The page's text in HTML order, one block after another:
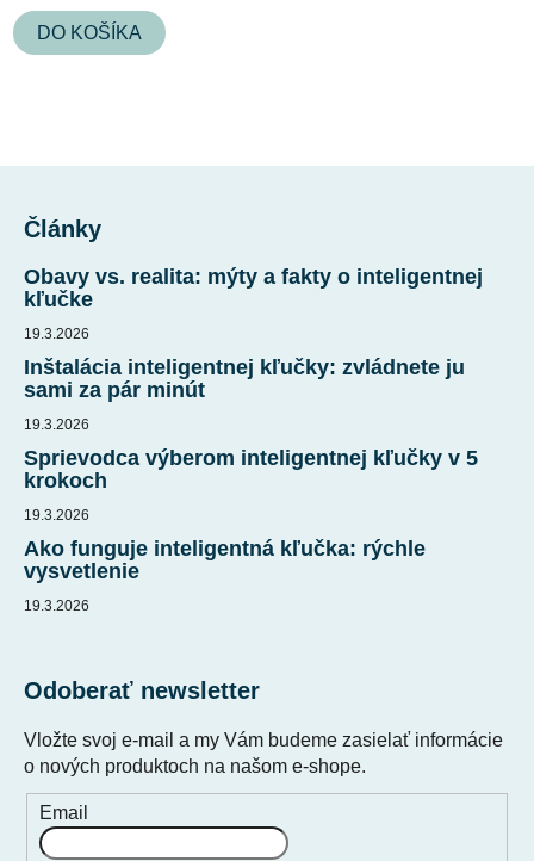
DO KOŠÍKA
Články
Obavy vs. realita: mýty a fakty o inteligentnej
kľučke
19.3.2026
Inštalácia inteligentnej kľučky: zvládnete ju
sami za pár minút
19.3.2026
Sprievodca výberom inteligentnej kľučky v 5
krokoch
19.3.2026
Ako funguje inteligentná kľučka: rýchle
vysvetlenie
19.3.2026
Odoberať newsletter
Vložte svoj e-mail a my Vám budeme zasielať informácie
o nových produktoch na našom e-shope.
Email